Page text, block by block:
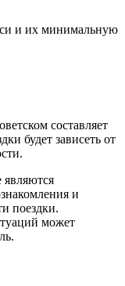
и их минимальную
составляет
будет зависеть от
и
поездки.
может